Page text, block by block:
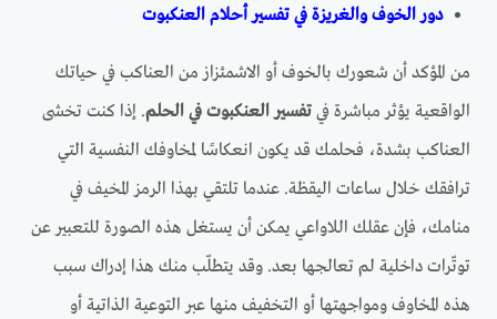
دور الخوف والغريزة في تفسير أحلام العنكبوت
من المؤكد أن شعورك بالخوف أو الاشمئزاز من العناكب في حياتك
الواقعية يؤثر مباشرة فيتفسير العنكبوت في الحلم. إذا كنت تخشى
العناكب بشدة، فحلمك قد يكون انعكاسًا لمخاوفك النفسية التي
ترافقك خلال ساعات اليقظة. عندما تلتقي بهذا الرمز المخيف في
منامك، فإن عقلك اللاواعي يمكن أن يستغل هذه الصورة للتعبير عن
توتّرات داخلية لم تعالجها بعد. وقد يتطلّب منك هذا إدراك سبب
هذه المخاوف ومواجهتها أو التخفيف منها عبر التوعية الذاتية أو